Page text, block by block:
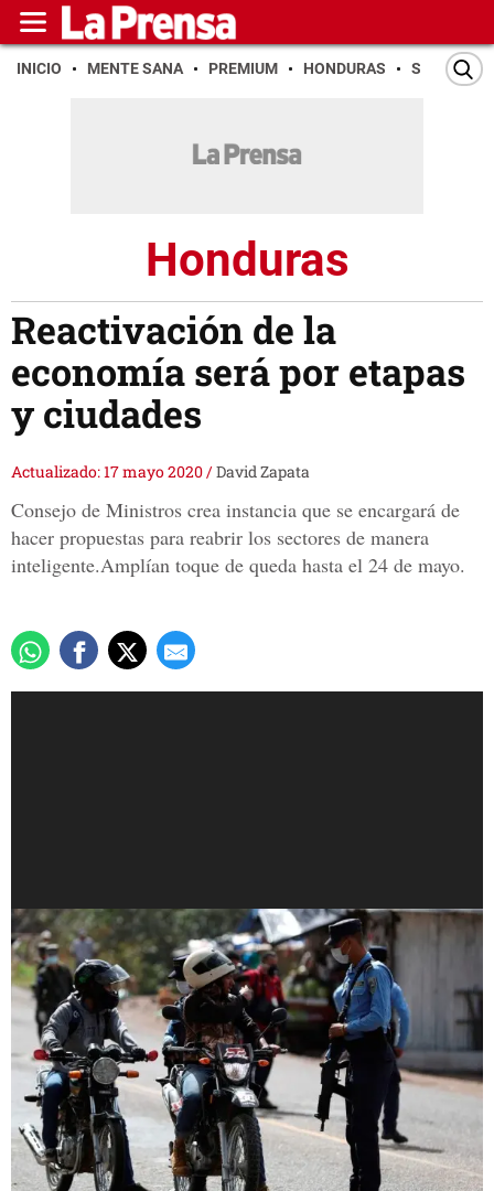
INICIO MENTE SANA PREMIUM HONDURAS SAN PEDRO
Honduras
Reactivación de la
economía será por etapas
y ciudades
Actualizado: 17 mayo 2020/David Zapata
Consejo de Ministros crea instancia que se encargará de
hacer propuestas para reabrir los sectores de manera
inteligente.Amplían toque de queda hasta el 24 de mayo.